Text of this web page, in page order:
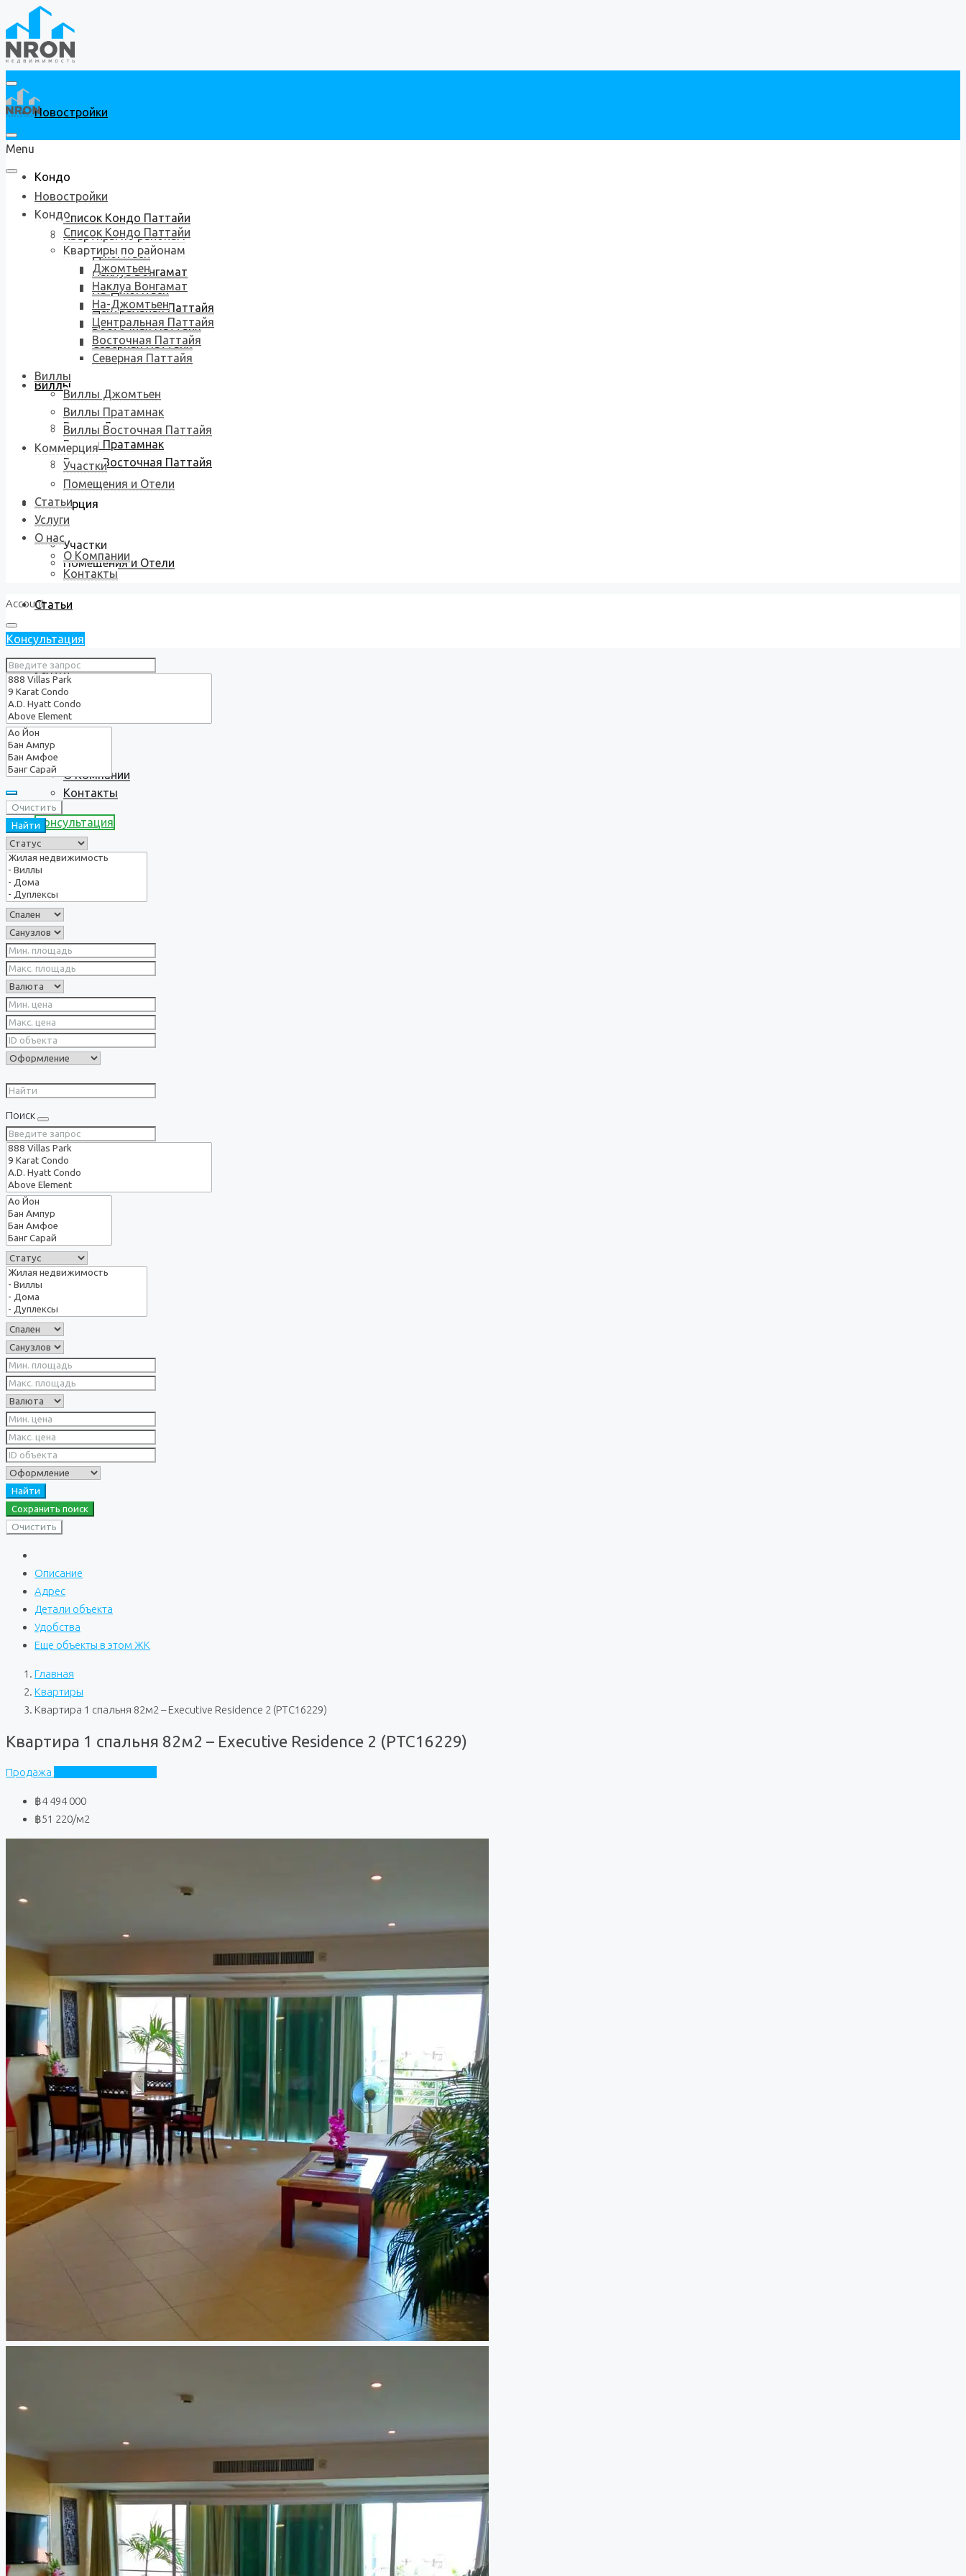
Новостройки
Кондо
Список Кондо Паттайи
Квартиры по районам
Джомтьен
Наклуа Вонгамат
На-Джомтьен
Центральная Паттайя
Восточная Паттайя
Северная Паттайя
Виллы
Виллы Джомтьен
Виллы Пратамнак
Виллы Восточная Паттайя
Коммерция
Участки
Помещения и Отели
Статьи
Услуги
О нас
О Компании
Контакты
Консультация
Menu
Новостройки
Кондо
Список Кондо Паттайи
Квартиры по районам
Джомтьен
Наклуа Вонгамат
На-Джомтьен
Центральная Паттайя
Восточная Паттайя
Северная Паттайя
Виллы
Виллы Джомтьен
Виллы Пратамнак
Виллы Восточная Паттайя
Коммерция
Участки
Помещения и Отели
Статьи
Услуги
О нас
О Компании
Контакты
Account
Консультация
Очистить
Найти
Поиск
Найти
Сохранить поиск
Очистить
Описание
Адрес
Детали объекта
Удобства
Еще объекты в этом ЖК
Главная
Квартиры
Квартира 1 спальня 82м2 – Executive Residence 2 (PTC16229)
Квартира 1 спальня 82м2 – Executive Residence 2 (PTC16229)
Продажа
฿4 494 000
฿51 220/м2